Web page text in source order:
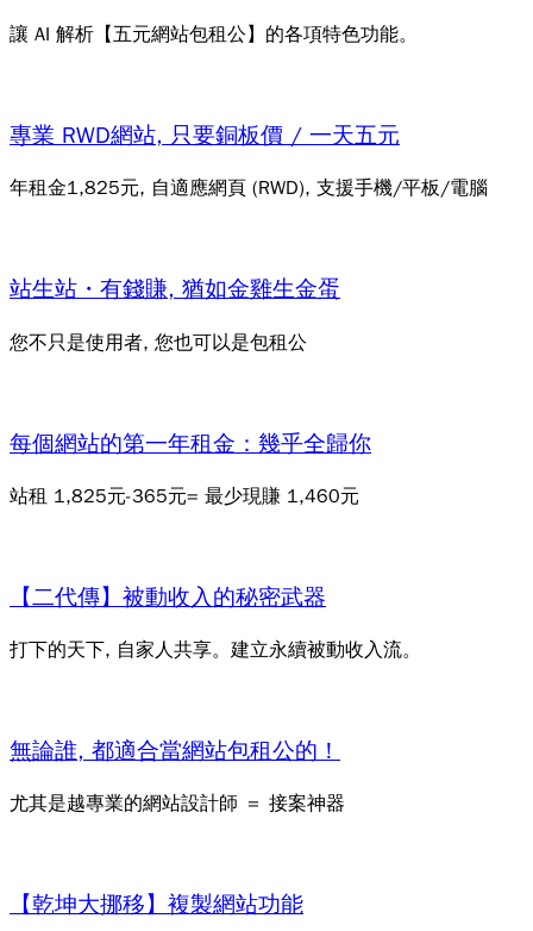
讓 AI 解析【五元網站包租公】的各項特色功能。
專業 RWD網站, 只要銅板價 / 一天五元
年租金1,825元, 自適應網頁 (RWD), 支援手機/平板/電腦
站生站・有錢賺, 猶如金雞生金蛋
您不只是使用者, 您也可以是包租公
每個網站的第一年租金：幾乎全歸你
站租 1,825元-365元= 最少現賺 1,460元
【二代傳】被動收入的秘密武器
打下的天下, 自家人共享。建立永續被動收入流。
無論誰, 都適合當網站包租公的！
尤其是越專業的網站設計師 ＝ 接案神器
【乾坤大挪移】複製網站功能